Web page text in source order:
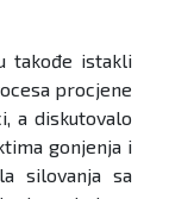
takođe istakli
procjene
a diskutovalo
gonjenja i
silovanja sa